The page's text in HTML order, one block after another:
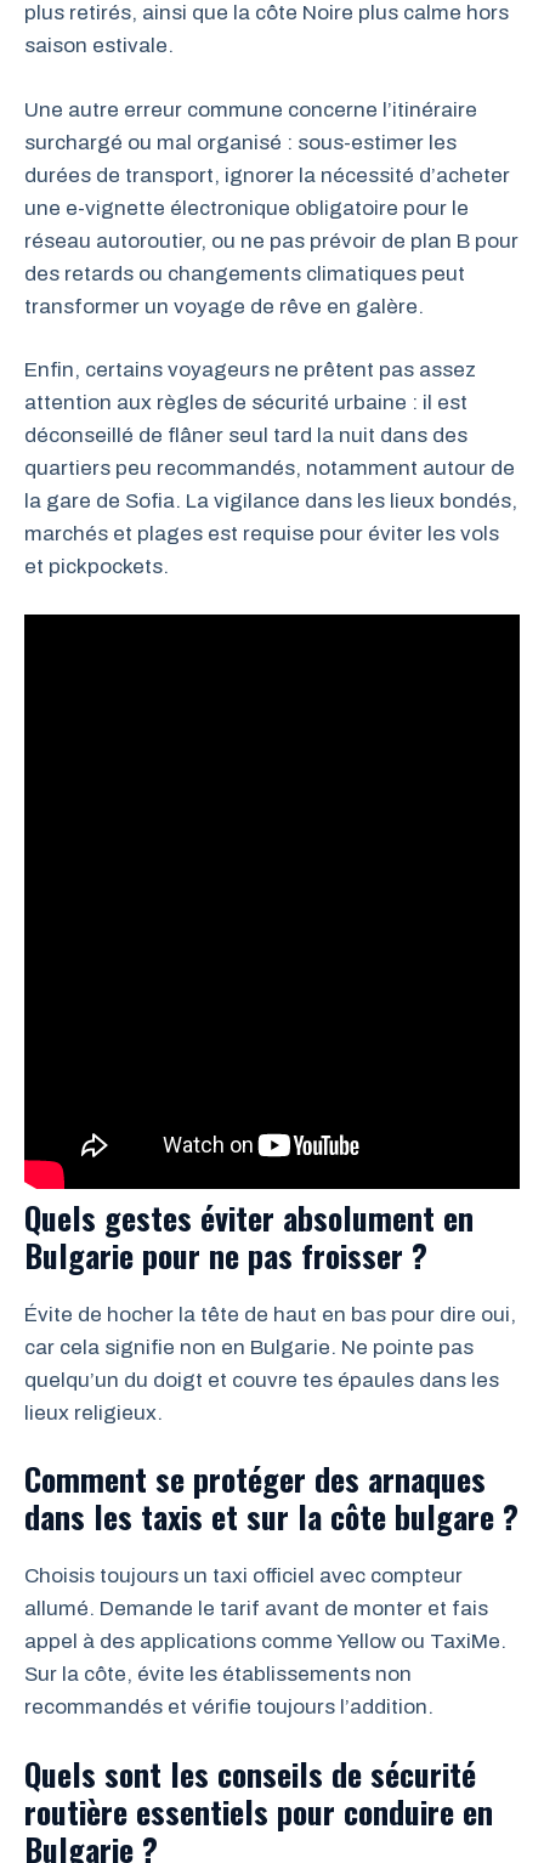
plus retirés, ainsi que la côte Noire plus calme hors
saison estivale.
Une autre erreur commune concerne l’itinéraire
surchargé ou mal organisé : sous-estimer les
durées de transport, ignorer la nécessité d’acheter
une e-vignette électronique obligatoire pour le
réseau autoroutier, ou ne pas prévoir de plan B pour
des retards ou changements climatiques peut
transformer un voyage de rêve en galère.
Enfin, certains voyageurs ne prêtent pas assez
attention aux règles de sécurité urbaine : il est
déconseillé de flâner seul tard la nuit dans des
quartiers peu recommandés, notamment autour de
la gare de Sofia. La vigilance dans les lieux bondés,
marchés et plages est requise pour éviter les vols
et pickpockets.
Quels gestes éviter absolument en
Bulgarie pour ne pas froisser ?
Évite de hocher la tête de haut en bas pour dire oui,
car cela signifie non en Bulgarie. Ne pointe pas
quelqu’un du doigt et couvre tes épaules dans les
lieux religieux.
Comment se protéger des arnaques
dans les taxis et sur la côte bulgare ?
Choisis toujours un taxi officiel avec compteur
allumé. Demande le tarif avant de monter et fais
appel à des applications comme Yellow ou TaxiMe.
Sur la côte, évite les établissements non
recommandés et vérifie toujours l’addition.
Quels sont les conseils de sécurité
routière essentiels pour conduire en
Bulgarie ?